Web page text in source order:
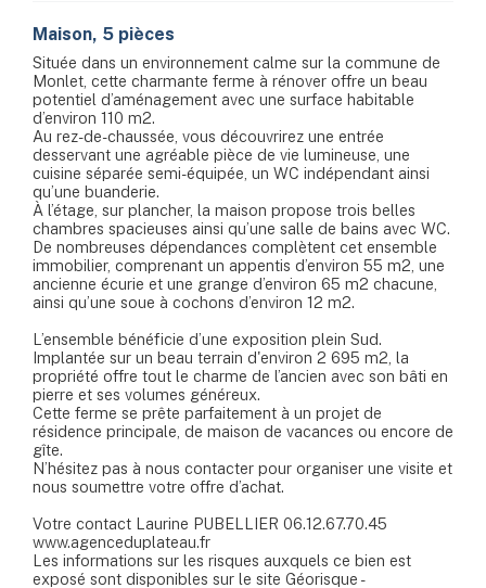
Maison, 5 pièces
Située dans un environnement calme sur la commune de
Monlet, cette charmante ferme à rénover offre un beau
potentiel d’aménagement avec une surface habitable
d’environ 110 m2.
Au rez-de-chaussée, vous découvrirez une entrée
desservant une agréable pièce de vie lumineuse, une
cuisine séparée semi-équipée, un WC indépendant ainsi
qu’une buanderie.
À l’étage, sur plancher, la maison propose trois belles
chambres spacieuses ainsi qu’une salle de bains avec WC.
De nombreuses dépendances complètent cet ensemble
immobilier, comprenant un appentis d’environ 55 m2, une
ancienne écurie et une grange d’environ 65 m2 chacune,
ainsi qu’une soue à cochons d’environ 12 m2.
L’ensemble bénéficie d’une exposition plein Sud.
Implantée sur un beau terrain d'environ 2 695 m2, la
propriété offre tout le charme de l’ancien avec son bâti en
pierre et ses volumes généreux.
Cette ferme se prête parfaitement à un projet de
résidence principale, de maison de vacances ou encore de
gîte.
N’hésitez pas à nous contacter pour organiser une visite et
nous soumettre votre offre d’achat.
Votre contact Laurine PUBELLIER 06.12.67.70.45
www.agenceduplateau.fr
Les informations sur les risques auxquels ce bien est
exposé sont disponibles sur le site Géorisque -